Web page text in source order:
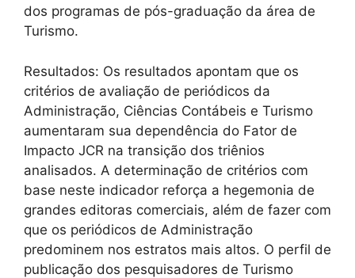
dos programas de pós-graduação da área de
Turismo.
Resultados: Os resultados apontam que os
critérios de avaliação de periódicos da
Administração, Ciências Contábeis e Turismo
aumentaram sua dependência do Fator de
Impacto JCR na transição dos triênios
analisados. A determinação de critérios com
base neste indicador reforça a hegemonia de
grandes editoras comerciais, além de fazer com
que os periódicos de Administração
predominem nos estratos mais altos. O perfil de
publicação dos pesquisadores de Turismo